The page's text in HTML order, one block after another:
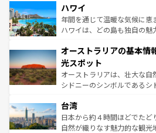
着のスイス情報は
のような巨大都市は、観光、
ンメントが詰まった刺激的な
西部には大自然が広がり、
部のニューオーリンズでは、
文化が魅力。旅行者はアメリ
しみながら、その多様性と豊
るだろう。車でのロードトリ
情報は
ハワイ
年間を通じて温暖な気候に恵
ハワイは、どの島も独自の魅
ワイ島は見逃せない。また、
島だが、静かな自然を求める
おすすめ。エメラルドグリー
文化や歴史が息づいている。
人々、おいしいローカルフー
ク、伝統的なフラダンスなど
っている。訪れるたびに新し
オーストラリアの基本情
光スポット
オーストラリアは、壮大な自
シドニーのシンボルであるシ
リアリーフや大陸中央部にそ
ク）、タスマニアの美しい原
ど、見どころがたくさん。ま
台湾
日本から約４時間ほどでたど
自然が織りなす魅力的な観光